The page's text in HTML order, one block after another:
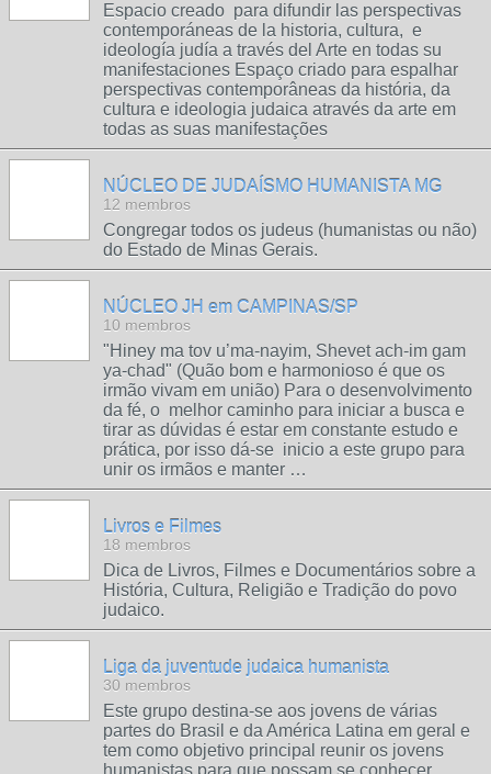
Espacio creado para difundir las perspectivas
contemporáneas de la historia, cultura, e
ideología judía a través del Arte en todas su
manifestaciones Espaço criado para espalhar
perspectivas contemporâneas da história, da
cultura e ideologia judaica através da arte em
todas as suas manifestações
NÚCLEO DE JUDAÍSMO HUMANISTA MG
12 membros
Congregar todos os judeus (humanistas ou não)
do Estado de Minas Gerais.
NÚCLEO JH em CAMPINAS/SP
10 membros
"Hiney ma tov u’ma-nayim, Shevet ach-im gam
ya-chad" (Quão bom e harmonioso é que os
irmão vivam em união) Para o desenvolvimento
da fé, o melhor caminho para iniciar a busca e
tirar as dúvidas é estar em constante estudo e
prática, por isso dá-se inicio a este grupo para
unir os irmãos e manter …
Livros e Filmes
18 membros
Dica de Livros, Filmes e Documentários sobre a
História, Cultura, Religião e Tradição do povo
judaico.
Liga da juventude judaica humanista
30 membros
Este grupo destina-se aos jovens de várias
partes do Brasil e da América Latina em geral e
tem como objetivo principal reunir os jovens
humanistas para que possam se conhecer